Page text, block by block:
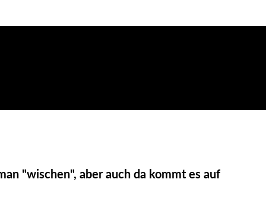
"wischen", aber auch da kommt es auf